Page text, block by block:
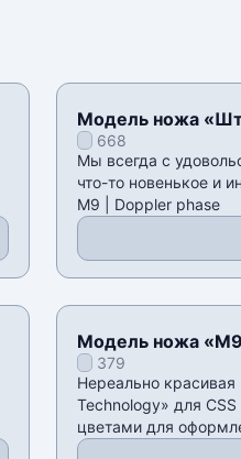
Модель ножа
2» для CSS v34
668
Мы всегда с
что-то новенькое и
M9 | Doppler phase
Модель ножа
для CSS v34
379
Нереально
Technology» для
цветами для